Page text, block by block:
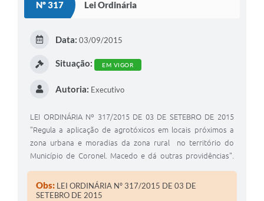
Nº 317 Lei Ordinária
Data: 03/09/2015
Situação: EM VIGOR
Autoria: Executivo
LEI ORDINÁRIA Nº 317/2015 DE 03 DE SETEBRO DE 2015
"Regula a aplicação de agrotóxicos em locais próximos a
zona urbana e moradias da zona rural no território do
Município de Coronel. Macedo e dá outras providências".
Macedo , Estado de São Paulo , em exercício , no uso de
suas atribuições legais
Obs: LEI ORDINÁRIA Nº 317/2015 DE 03 DE
SETEBRO DE 2015